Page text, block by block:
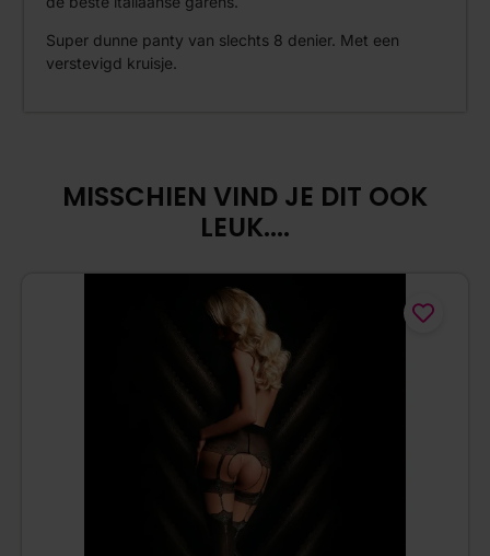
Super dunne panty van slechts 8 denier. Met een
verstevigd kruisje.
MISSCHIEN VIND JE DIT OOK
LEUK....